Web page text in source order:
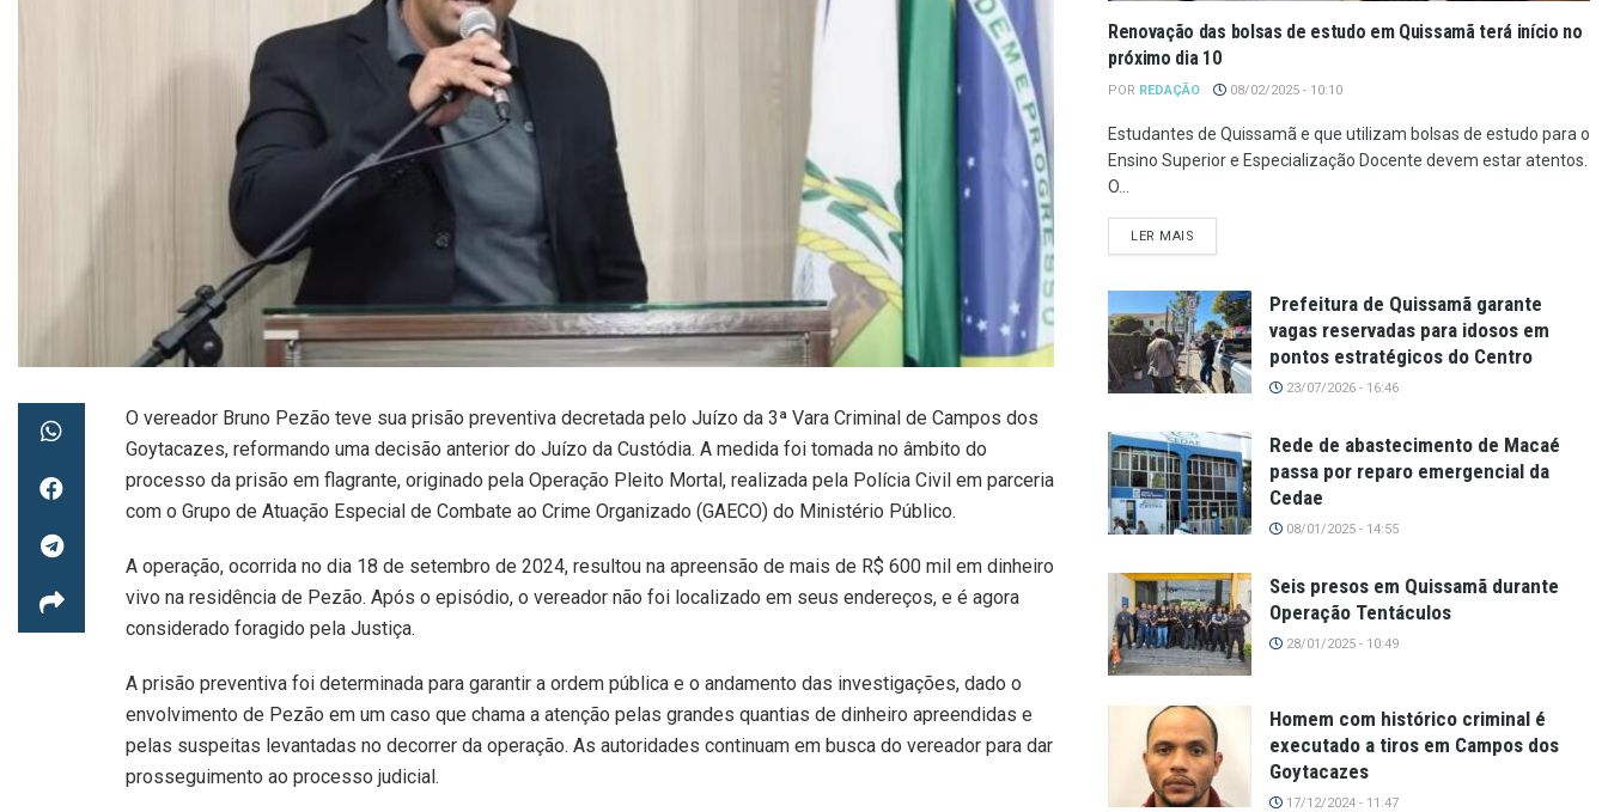
O vereador Bruno Pezão teve sua prisão preventiva decretada pelo Juízo da 3ª Vara Criminal de Campos dos
Goytacazes, reformando uma decisão anterior do Juízo da Custódia. A medida foi tomada no âmbito do
processo da prisão em flagrante, originado pela Operação Pleito Mortal, realizada pela Polícia Civil em parceria
com o Grupo de Atuação Especial de Combate ao Crime Organizado (GAECO) do Ministério Público.
A operação, ocorrida no dia 18 de setembro de 2024, resultou na apreensão de mais de R$ 600 mil em dinheiro
vivo na residência de Pezão. Após o episódio, o vereador não foi localizado em seus endereços, e é agora
considerado foragido pela Justiça.
A prisão preventiva foi determinada para garantir a ordem pública e o andamento das investigações, dado o
envolvimento de Pezão em um caso que chama a atenção pelas grandes quantias de dinheiro apreendidas e
pelas suspeitas levantadas no decorrer da operação. As autoridades continuam em busca do vereador para dar
prosseguimento ao processo judicial.
Renovação das bolsas de estudo em Quissamã terá início no
próximo dia 10
POR REDAÇÃO 08/02/2025 - 10:10
Estudantes de Quissamã e que utilizam bolsas de estudo para o
Ensino Superior e Especialização Docente devem estar atentos.
O...
LER MAIS
Prefeitura de Quissamã garante
vagas reservadas para idosos em
pontos estratégicos do Centro
23/07/2026 - 16:46
Rede de abastecimento de Macaé
passa por reparo emergencial da
Cedae
08/01/2025 - 14:55
Seis presos em Quissamã durante
Operação Tentáculos
28/01/2025 - 10:49
Homem com histórico criminal é
executado a tiros em Campos dos
Goytacazes
17/12/2024 - 11:47